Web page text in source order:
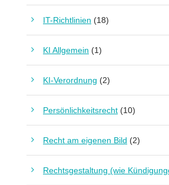
IT-Richtlinien (18)
KI Allgemein (1)
KI-Verordnung (2)
Persönlichkeitsrecht (10)
Recht am eigenen Bild (2)
Rechtsgestaltung (wie